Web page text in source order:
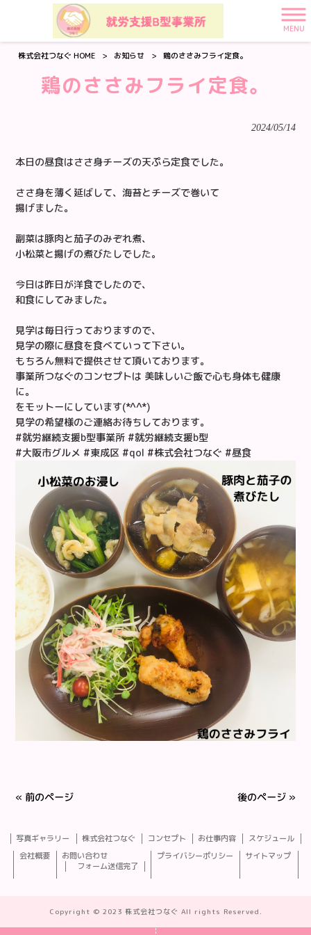
MENU
株式会社つなぐ HOME > お知らせ > 鶏のささみフライ定食。
鶏のささみフライ定食。
2024/05/14
本日の昼食はささ身チーズの天ぷら定食でした。
ささ身を薄く延ばして、海苔とチーズで巻いて
揚げました。
副菜は豚肉と茄子のみぞれ煮、
小松菜と揚げの煮びたしでした。
今日は昨日が洋食でしたので、
和食にしてみました。
見学は毎日行っておりますので、
見学の際に昼食を食べていって下さい。
もちろん無料で提供させて頂いております。
事業所つなぐのコンセプトは 美味しいご飯で心も身体も健康
に。
をモットーにしています(*^^*)
見学の希望様のご連絡お待ちしております。
#就労継続支援b型事業所 #就労継続支援b型
#大阪市グルメ #東成区 #qol #株式会社つなぐ #昼食
« 前のページ 後のページ »
写真ギャラリー 株式会社つなぐ コンセプト お仕事内容
スケジュール
会社概要
お問い合わせ
フォーム送信完了
プライバシーポリシー サイトマップ
Copyright © 2023 株式会社つなぐ All rights Reserved.